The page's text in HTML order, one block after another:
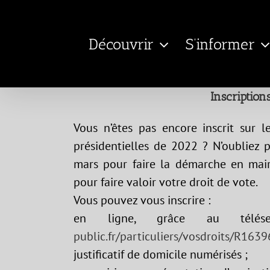
Découvrir S’informer
Vous n’êtes pas encore inscrit sur
présidentielles de 2022 ? N’oubliez
mars pour faire la démarche en
pour faire valoir votre droit de vote.
Vous pouvez vous inscrire :
en ligne, grâce au
public.fr/particuliers/vosdroits/
justificatif de domicile numérisés ;